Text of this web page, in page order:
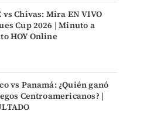
vs Chivas: Mira EN VIVO
Cup 2026 | Minuto a
HOY Online
vs Panamá: ¿Quién ganó
Centroamericanos? |